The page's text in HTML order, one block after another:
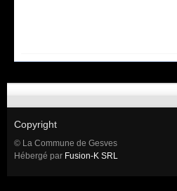
Copyright
© La Commune de Gesves
Hébergé par Fusion-K SRL